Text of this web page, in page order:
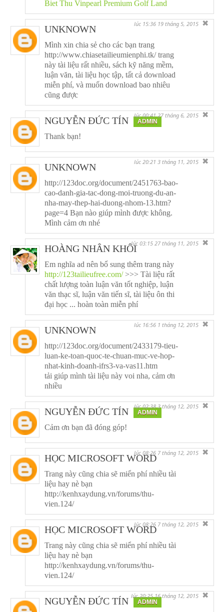
Biet Thu Vinpearl Premium Golf Land
UNKNOWN lúc 15:36 19 tháng 5, 2015 ✖
Mình xin chia sẻ cho các bạn trang
http://www.chiasetailieumienphi.tk/ trang
này tài liệu rất nhiều, sách kỹ năng mềm,
luận văn, tài liệu học tập, tất cả download
miễn phí, và muốn download bao nhiêu
cũng được
NGUYỄN ĐỨC TÍN ADMIN
lúc 00:41 27 tháng 6, 2015 ✖
Thank bạn!
UNKNOWN lúc 20:21 3 tháng 11, 2015 ✖
http://123doc.org/document/2451763-bao-
cao-danh-gia-tac-dong-moi-truong-du-an-
nha-may-thep-hai-duong-nhom-13.htm?
page=4 Bạn nào giúp mình được không.
Mình cảm ơn nhé
HOÀNG NHÂN KHÔIlúc 03:15 27 tháng 11, 2015 ✖
Em nghĩa ad nên bổ sung thêm trang này
http://123tailieufree.com/>>> Tài liệu rất
chất lượng toàn luận văn tốt nghiệp, luận
văn thạc sĩ, luận văn tiến sĩ, tài liệu ôn thi
đại học ... hoàn toàn miễn phí
UNKNOWN lúc 16:56 1 tháng 12, 2015 ✖
http://123doc.org/document/2433179-tieu-
luan-ke-toan-quoc-te-chuan-muc-ve-hop-
nhat-kinh-doanh-ifrs3-va-vas11.htm
tải giúp mình tài liệu này voi nha, cảm ơn
nhiều
NGUYỄN ĐỨC TÍN ADMIN
lúc 02:38 3 tháng 12, 2015 ✖
Cảm ơn bạn đã đóng góp!
HỌC MICROSOFT WORDlúc 08:26 7 tháng 12, 2015 ✖
Trang này cũng chia sẽ miển phí nhiều tài
liệu hay nè bạn
http://kenhxaydung.vn/forums/thu-
vien.124/
HỌC MICROSOFT WORDlúc 08:26 7 tháng 12, 2015 ✖
Trang này cũng chia sẽ miển phí nhiều tài
liệu hay nè bạn
http://kenhxaydung.vn/forums/thu-
vien.124/
NGUYỄN ĐỨC TÍN ADMIN
lúc 20:25 16 tháng 12, 2015 ✖